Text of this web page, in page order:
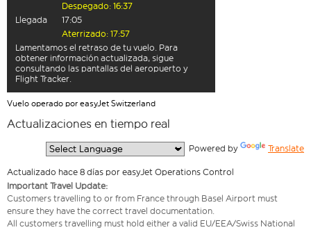
Despegado: 16:37
Llegada
17:05
Aterrizado: 17:57
Lamentamos el retraso de tu vuelo. Para
obtener información actualizada, sigue
consultando las pantallas del aeropuerto y
Flight Tracker.
Vuelo operado por easyJet Switzerland
Actualizaciones en tiempo real
Powered by Translate
Actualizado hace 8 días por easyJet Operations Control
Important Travel Update:
Customers travelling to or from France through Basel Airport must
ensure they have the correct travel documentation.
All customers travelling must hold either a valid EU/EEA/Swiss National